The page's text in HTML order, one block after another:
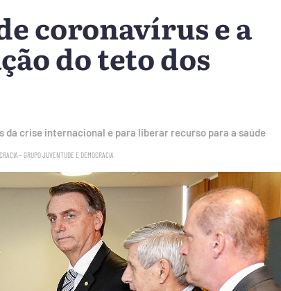
coronavírus e a
do teto dos
crise internacional e para liberar recurso para a saúde
- GRUPO JUVENTUDE E DEMOCRACIA